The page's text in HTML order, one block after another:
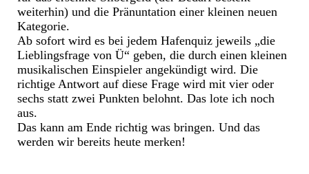
weiterhin) und die Pränuntation einer kleinen neuen
Kategorie.
Ab sofort wird es bei jedem Hafenquiz jeweils „die
Lieblingsfrage von Ü“ geben, die durch einen kleinen
musikalischen Einspieler angekündigt wird. Die
richtige Antwort auf diese Frage wird mit vier oder
sechs statt zwei Punkten belohnt. Das lote ich noch
aus.
Das kann am Ende richtig was bringen. Und das
werden wir bereits heute merken!